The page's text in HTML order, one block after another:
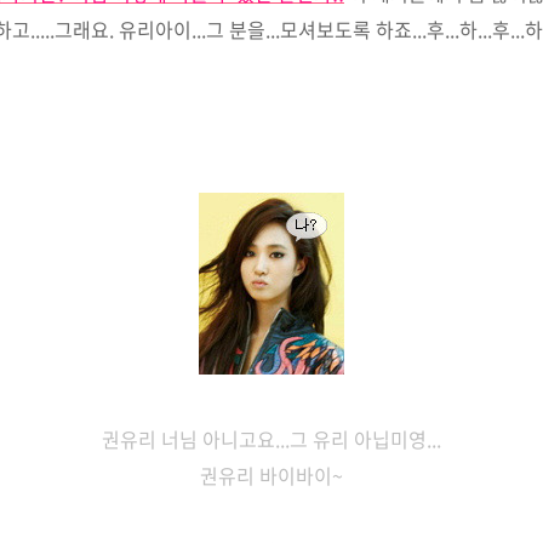
고.....그래요. 유리아이...그 분을...모셔보도록 하죠...후...하...후...
권유리 너님 아니고요...그 유리 아닙미영...
권유리 바이바이~